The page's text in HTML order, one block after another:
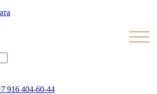
916 404-60-44